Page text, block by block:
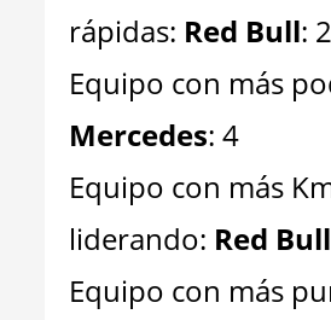
rápidas: Red Bull: 2
Equipo con más
Mercedes: 4
Equipo con más
liderando: Red Bull
Equipo con más